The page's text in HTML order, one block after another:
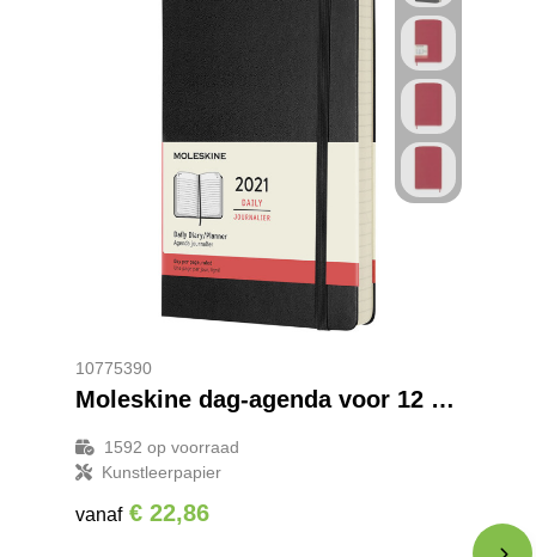
10775390
Moleskine dag-agenda voor 12 maanden met harde kaft
1592 op voorraad
Kunstleerpapier
vanaf € 22,86